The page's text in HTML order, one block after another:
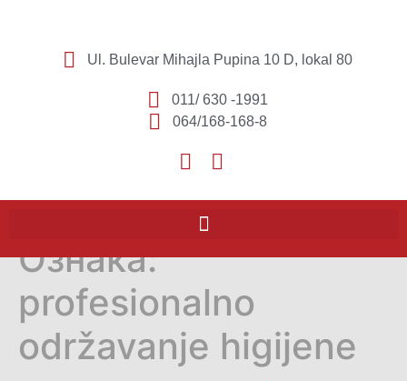
Ul. Bulevar Mihajla Pupina 10 D, lokal 80
011/ 630 -1991
064/168-168-8
Ознака:
profesionalno
održavanje higijene